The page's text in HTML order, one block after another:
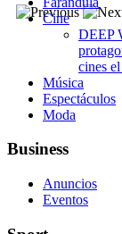
Cine
DEEP
cines
Música
Espectáculos
Moda
Business
Anuncios
Eventos